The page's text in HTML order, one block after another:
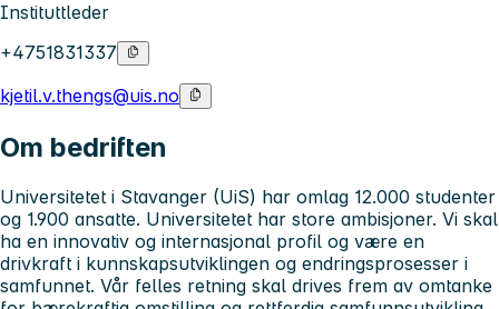
Instituttleder
+4751831337
kjetil.v.thengs@uis.no
Om bedriften
Universitetet i Stavanger (UiS) har omlag 12.000 studenter
og 1.900 ansatte. Universitetet har store ambisjoner. Vi skal
ha en innovativ og internasjonal profil og være en
drivkraft i kunnskapsutviklingen og endringsprosesser i
samfunnet. Vår felles retning skal drives frem av omtanke